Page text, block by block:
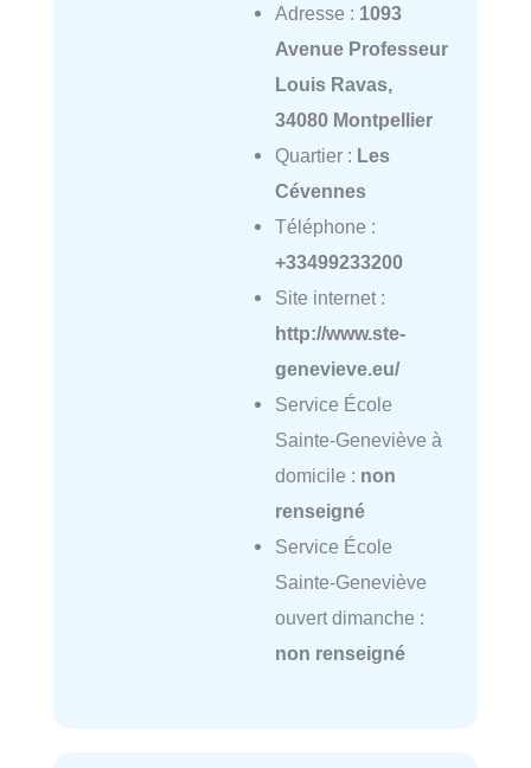
Adresse : 1093
Avenue Professeur
Louis Ravas,
34080 Montpellier
Quartier : Les
Cévennes
Téléphone :
+33499233200
Site internet :
http://www.ste-
genevieve.eu/
Service École
Sainte-Geneviève à
domicile : non
renseigné
Service École
Sainte-Geneviève
ouvert dimanche :
non renseigné